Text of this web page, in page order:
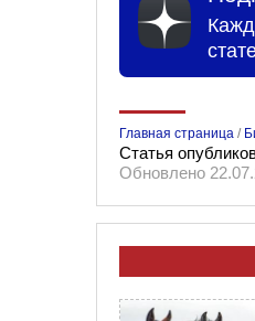
Главная страница /
Статья
Обновлено